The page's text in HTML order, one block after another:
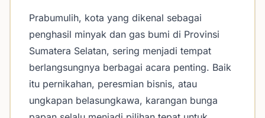
Prabumulih, kota yang dikenal sebagai
penghasil minyak dan gas bumi di Provinsi
Sumatera Selatan, sering menjadi tempat
berlangsungnya berbagai acara penting. Baik
itu pernikahan, peresmian bisnis, atau
ungkapan belasungkawa, karangan bunga